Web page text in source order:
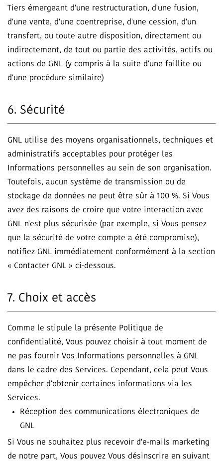
Tiers émergeant d'une restructuration, d'une fusion,
d'une vente, d'une coentreprise, d'une cession, d'un
transfert, ou toute autre disposition, directement ou
indirectement, de tout ou partie des activités, actifs ou
actions de GNL (y compris à la suite d'une faillite ou
d'une procédure similaire)
6. Sécurité
GNL utilise des moyens organisationnels, techniques et
administratifs acceptables pour protéger les
Informations personnelles au sein de son organisation.
Toutefois, aucun système de transmission ou de
stockage de données ne peut être sûr à 100 %. Si Vous
avez des raisons de croire que votre interaction avec
GNL n'est plus sécurisée (par exemple, si Vous pensez
que la sécurité de votre compte a été compromise),
notifiez GNL immédiatement conformément à la section
« Contacter GNL » ci-dessous.
7. Choix et accès
Comme le stipule la présente Politique de
confidentialité, Vous pouvez choisir à tout moment de
ne pas fournir Vos Informations personnelles à GNL
dans le cadre des Services. Cependant, cela peut Vous
empêcher d'obtenir certaines informations via les
Services.
Réception des communications électroniques de
GNL
Si Vous ne souhaitez plus recevoir d'e-mails marketing
de notre part, Vous pouvez Vous désinscrire en suivant